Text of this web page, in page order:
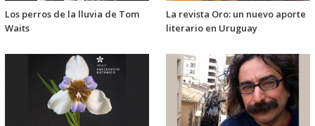
Los perros de la lluvia de Tom
Waits
La revista Oro: un nuevo aporte
literario en Uruguay